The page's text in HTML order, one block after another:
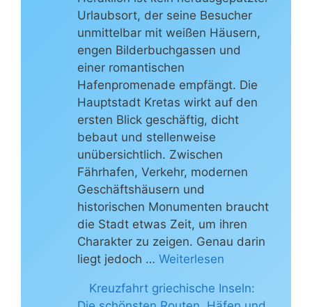
Urlaubsort, der seine Besucher
unmittelbar mit weißen Häusern,
engen Bilderbuchgassen und
einer romantischen
Hafenpromenade empfängt. Die
Hauptstadt Kretas wirkt auf den
ersten Blick geschäftig, dicht
bebaut und stellenweise
unübersichtlich. Zwischen
Fährhafen, Verkehr, modernen
Geschäftshäusern und
historischen Monumenten braucht
die Stadt etwas Zeit, um ihren
Charakter zu zeigen. Genau darin
liegt jedoch … Weiterlesen
Kreuzfahrt griechische Inseln: